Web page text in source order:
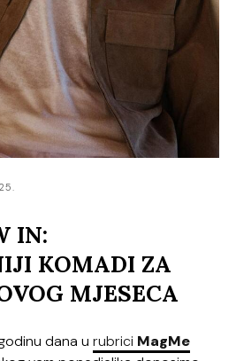
IN:
KOMADI ZA
MJESECA
dana urubrici MagMe